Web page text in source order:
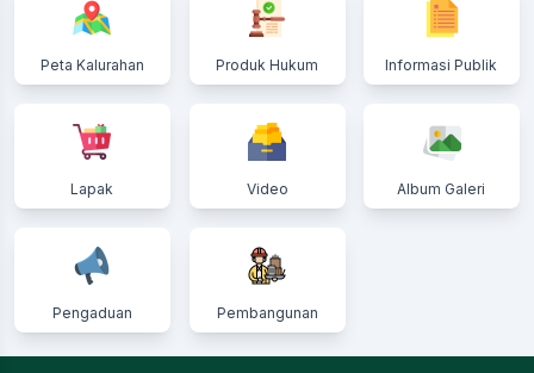
Peta Kalurahan Produk Hukum Informasi Publik
Lapak Video Album Galeri
Pengaduan Pembangunan